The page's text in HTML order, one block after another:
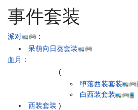
事件套装
派对
：
呆萌向日葵套装
血月 ：
西装套装
(
堕落西装套装
白西装套装
)